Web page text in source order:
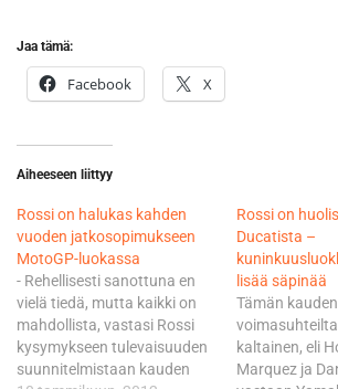
Jaa tämä:
Facebook X
Aiheeseen liittyy
Rossi on halukas kahden
vuoden jatkosopimukseen
MotoGP-luokassa
- Rehellisesti sanottuna en
vielä tiedä, mutta kaikki on
mahdollista, vastasi Rossi
kysymykseen tulevaisuuden
suunnitelmistaan kauden
Rossi on
Ducatista –
lisää säpinää
Tämän
kaltainen, eli
Marquez ja